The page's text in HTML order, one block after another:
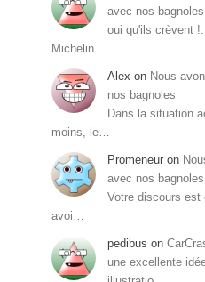
avec nos bagnoles
oui qu'ils crèvent
Michelin…
Alex on Nous
nos bagnoles
Dans la situation
moins, le…
Promeneur on
avec nos bagnoles
Votre discours est
avoi…
pedibus on
une excellente